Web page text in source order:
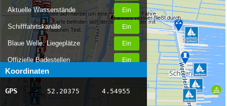
Aktuelle Wasserstände
Schifffahrtskanäle
Blaue Welle: Liegeplätze
Offizielle Badestellen
Nachrichten Binnenschifffahrt
AIS-Schiffspositionen
Koordinaten
GPS 52.20375 4.54955
24
Dieses Wasser fließt durch
Es handelt sich hierbei um eine frei fahrende Fähre.
Auf der Karte befinden sich derzeit vier Schilder mit
einem falschen Text.